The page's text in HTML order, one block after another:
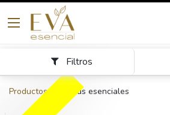
Filtros
Productos Blends esenciales